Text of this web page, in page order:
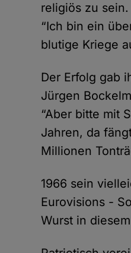
religiös zu
“Ich bin ein
blutige Kriege
Der Erfolg gab
Jürgen
“Aber bitte mit
Jahren, da
Millionen
1966 sein
Eurovisions -
Wurst in